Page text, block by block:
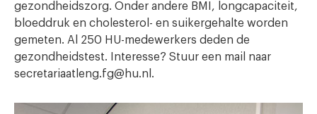
gezondheidszorg. Onder andere BMI, longcapaciteit,
bloeddruk en cholesterol- en suikergehalte worden
gemeten. Al 250 HU-medewerkers deden de
gezondheidstest. Interesse? Stuur een mail naar
secretariaatleng.fg@hu.nl.